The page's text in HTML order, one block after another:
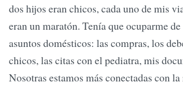
dos hijos eran chicos, cada uno de mis
eran un maratón. Tenía que ocuparme
asuntos domésticos: las compras, los
chicos, las citas con el pediatra, mis
Nosotras estamos más conectadas con